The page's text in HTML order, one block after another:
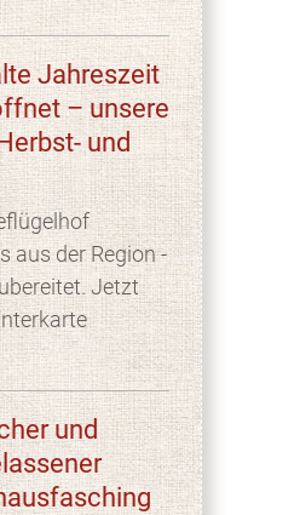
Jahreszeit
– unsere
und
aus der Region -
Jetzt
und